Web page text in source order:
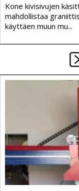
Kone kivisivujen
mahdollistaa
käyttäen muun mu...